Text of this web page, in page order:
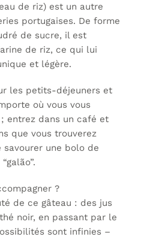
de riz) est un autre
portugaises. De forme
de sucre, il est
de riz, ce qui lui
et légère.
les petits-déjeuners et
où vous vous
entrez dans un café et
que vous trouverez
savourer une bolo de
?
de ce gâteau : des jus
noir, en passant par le
sont infinies –